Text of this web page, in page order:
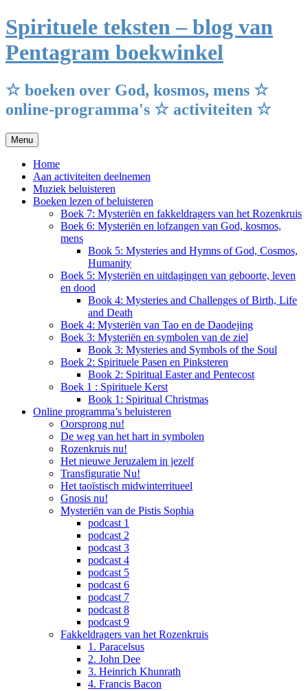
Ga
naar
de
inhoud
Spirituele teksten – blog van
Pentagram boekwinkel
☆ boeken over God, kosmos, mens ☆
online-programma's ☆ activiteiten ☆
Menu
Home
Aan activiteiten deelnemen
Muziek beluisteren
Boeken lezen of beluisteren
Boek 7: Mysteriën en fakkeldragers van het Rozenkruis
Boek 6: Mysteriën en lofzangen van God, kosmos,
mens
Book 5: Mysteries and Hymns of God, Cosmos,
Humanity
Boek 5: Mysteriën en uitdagingen van geboorte, leven
en dood
Book 4: Mysteries and Challenges of Birth, Life
and Death
Boek 4: Mysteriën van Tao en de Daodejing
Boek 3: Mysteriën en symbolen van de ziel
Book 3: Mysteries and Symbols of the Soul
Boek 2: Spirituele Pasen en Pinksteren
Book 2: Spiritual Easter and Pentecost
Boek 1 : Spirituele Kerst
Book 1: Spiritual Christmas
Online programma’s beluisteren
Oorsprong nu!
De weg van het hart in symbolen
Rozenkruis nu!
Het nieuwe Jeruzalem in jezelf
Transfiguratie Nu!
Het taoïstisch midwinterritueel
Gnosis nu!
Mysteriën van de Pistis Sophia
podcast 1
podcast 2
podcast 3
podcast 4
podcast 5
podcast 6
podcast 7
podcast 8
podcast 9
Fakkeldragers van het Rozenkruis
1. Paracelsus
2. John Dee
3. Heinrich Khunrath
4. Francis Bacon